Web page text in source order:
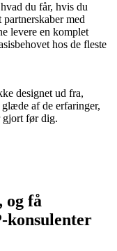
du får, hvis du
med
levere en komplet
hos de fleste
designet ud fra,
af de erfaringer,
gjort før dig.
og få
konsulenter